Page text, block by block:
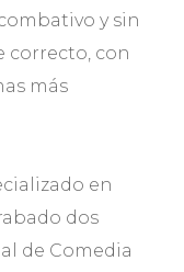
y sin
correcto, con
más
en
dos
de Comedia